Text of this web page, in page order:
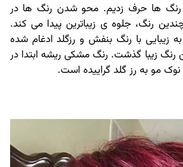
رنگ ها حرف زدیم. محو شدن رنگ ها در
رنگ، جلوه ی زیباترین پیدا می کند.
زیبایی با رنگ بنفش و رزگلد ادغام شده
رنگ زیبا گذشت. رنگ مشکی ریشه ابتدا در
مو به رز گلد گراییده است.